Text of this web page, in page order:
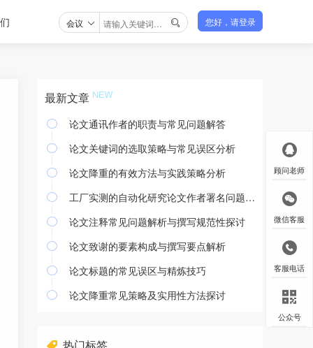
会议  您好，请登录
最新文章
 论文通讯作者的职责与常见问题解答
 论文关键词的选取策略与常见误区分析
 论文降重的有效方法与实践策略分析
 工厂实测的自动化研究论文作者署名问题探讨
 论文注释常见问题解析与撰写规范性探讨
 论文致谢的要素构成与撰写要点解析
 论文标题的常见误区与精炼技巧
 论文降重常见策略及实用性方法探讨
顾问老师
微信客服
客服电话
公众号